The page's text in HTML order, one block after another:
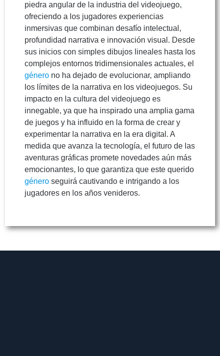
piedra angular de la industria del videojuego,
ofreciendo a los jugadores experiencias
inmersivas que combinan desafío intelectual,
profundidad narrativa e innovación visual. Desde
sus inicios con simples dibujos lineales hasta los
complejos entornos tridimensionales actuales, el
género no ha dejado de evolucionar, ampliando
los límites de la narrativa en los videojuegos. Su
impacto en la cultura del videojuego es
innegable, ya que ha inspirado una amplia gama
de juegos y ha influido en la forma de crear y
experimentar la narrativa en la era digital. A
medida que avanza la tecnología, el futuro de las
aventuras gráficas promete novedades aún más
emocionantes, lo que garantiza que este querido
género seguirá cautivando e intrigando a los
jugadores en los años venideros.